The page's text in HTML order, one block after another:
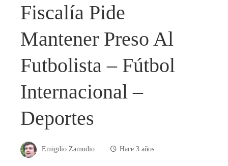
Fiscalía Pide
Mantener Preso Al
Futbolista – Fútbol
Internacional –
Deportes
Emigdio Zamudio Hace 3 años